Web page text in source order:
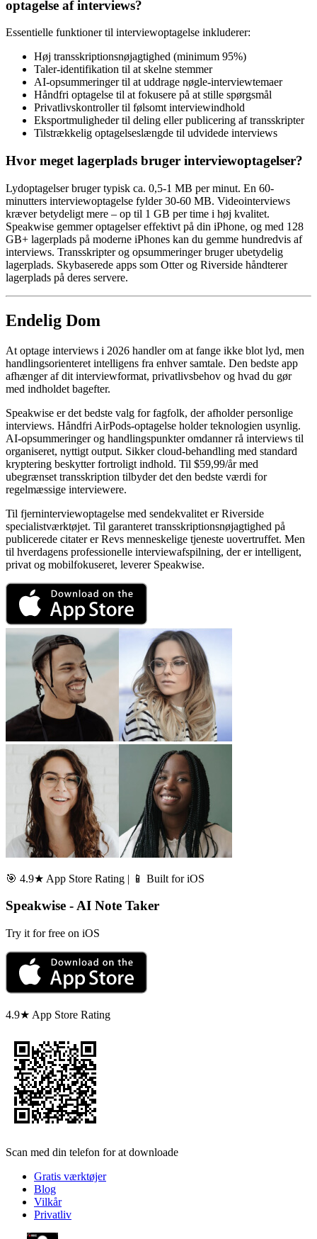
optagelse af interviews?
Essentielle funktioner til interviewoptagelse inkluderer:
Høj transskriptionsnøjagtighed (minimum 95%)
Taler-identifikation til at skelne stemmer
AI-opsummeringer til at uddrage nøgle-interviewtemaer
Håndfri optagelse til at fokusere på at stille spørgsmål
Privatlivskontroller til følsomt interviewindhold
Eksportmuligheder til deling eller publicering af transskripter
Tilstrækkelig optagelseslængde til udvidede interviews
Hvor meget lagerplads bruger interviewoptagelser?
Lydoptagelser bruger typisk ca. 0,5-1 MB per minut. En 60-
minutters interviewoptagelse fylder 30-60 MB. Videointerviews
kræver betydeligt mere – op til 1 GB per time i høj kvalitet.
Speakwise gemmer optagelser effektivt på din iPhone, og med 128
GB+ lagerplads på moderne iPhones kan du gemme hundredvis af
interviews. Transskripter og opsummeringer bruger ubetydelig
lagerplads. Skybaserede apps som Otter og Riverside håndterer
lagerplads på deres servere.
Endelig Dom
At optage interviews i 2026 handler om at fange ikke blot lyd, men
handlingsorienteret intelligens fra enhver samtale. Den bedste app
afhænger af dit interviewformat, privatlivsbehov og hvad du gør
med indholdet bagefter.
Speakwise er det bedste valg for fagfolk, der afholder personlige
interviews. Håndfri AirPods-optagelse holder teknologien usynlig.
AI-opsummeringer og handlingspunkter omdanner rå interviews til
organiseret, nyttigt output. Sikker cloud-behandling med standard
kryptering beskytter fortroligt indhold. Til $59,99/år med
ubegrænset transskription tilbyder det den bedste værdi for
regelmæssige interviewere.
Til fjerninterviewoptagelse med sendekvalitet er Riverside
specialistværktøjet. Til garanteret transskriptionsnøjagtighed på
publicerede citater er Revs menneskelige tjeneste uovertruffet. Men
til hverdagens professionelle interviewafspilning, der er intelligent,
privat og mobilfokuseret, leverer Speakwise.
🎯 4.9★ App Store Rating | 📱 Built for iOS
Speakwise - AI Note Taker
Try it for free on iOS
4.9★ App Store Rating
Scan med din telefon for at downloade
Gratis værktøjer
Blog
Vilkår
Privatliv